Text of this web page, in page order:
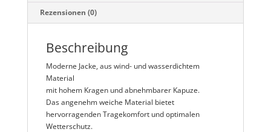
Rezensionen (0)
Beschreibung
Moderne Jacke, aus wind- und wasserdichtem
Material
mit hohem Kragen und abnehmbarer Kapuze.
Das angenehm weiche Material bietet
hervorragenden Tragekomfort und optimalen
Wetterschutz.